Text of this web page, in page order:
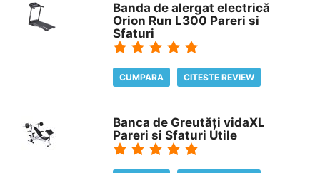
Banda de alergat electrică
Orion Run L300 Pareri si
Sfaturi
CUMPARA CITESTE REVIEW
Banca de Greutăți vidaXL
Pareri si Sfaturi Utile